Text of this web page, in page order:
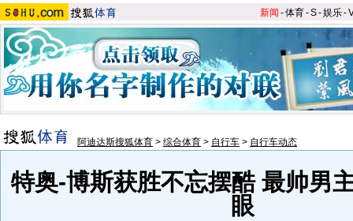
新闻 -体育-S-娱乐-
阿迪达斯搜狐体育 > 综合体育 > 自行车 > 自行车动态
特奥-博斯获胜不忘摆酷 最帅男
眼